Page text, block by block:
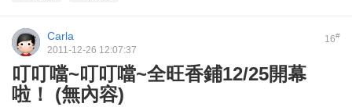
16#
Carla
2011-12-26 12:07:37
叮叮噹~叮叮噹~全旺香鋪12/25開幕
啦！ (無內容)